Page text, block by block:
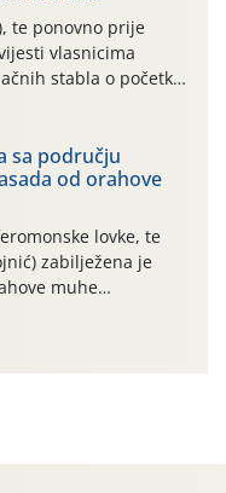
te ponovno prije
vlasnicima
stabla o početku
suzbijanja
Već dvanaest dana
koji naročito
jer najviše
sa području
od orahove
lovke, te
zabilježena je
muhe
može se objasniti
s vrlo malim